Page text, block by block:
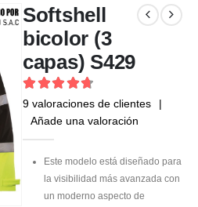
Softshell
bicolor (3
capas) S429
4.78out of 5
9 valoraciones de clientes
|
Añade una valoración
Este modelo está diseñado para
la visibilidad más avanzada con
un moderno aspecto de